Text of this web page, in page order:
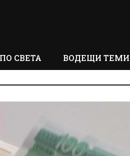
ПО СВЕТА ВОДЕЩИ ТЕМИ